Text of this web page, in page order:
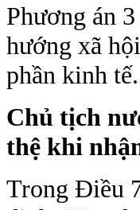
Phương án
hướng xã
phần kinh tế.
Chủ tịch
thệ khi
Trong Điều